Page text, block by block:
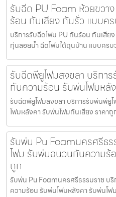
รับฉีด PU Foam ห้วยขวา
ร้อน กันเสียง กันรั่ว แบบค
บริการรับฉีดโฟม PU กันร้อน กันเสีย
ทุ่นลอยน้ำ ฉีดโฟมใต้ถุนบ้าน แบบครบ
รับฉีดพียูโฟมสงขลา บริกา
กันความร้อน รับพ่นโฟมหลั
รับฉีดพียูโฟมสงขลา บริการรับพ่นพี
โฟมหลังคา รับพ่นโฟมกันเสียง ราคา
รับพ่น Pu Foamนครศรีธ
โฟม รับพ่นฉนวนกันความร้
ถูก
รับพ่น Pu Foamนครศรีธรรมราช บ
ความร้อน รับพ่นโฟมหลังคา รับพ่นโฟ